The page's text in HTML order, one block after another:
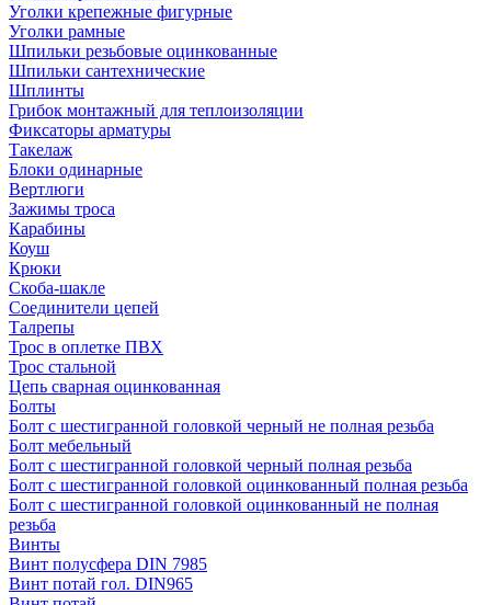
Уголки крепежные фигурные
Уголки рамные
Шпильки резьбовые оцинкованные
Шпильки сантехнические
Шплинты
Грибок монтажный для теплоизоляции
Фиксаторы арматуры
Такелаж
Блоки одинарные
Вертлюги
Зажимы троса
Карабины
Коуш
Крюки
Скоба-шакле
Соединители цепей
Талрепы
Трос в оплетке ПВХ
Трос стальной
Цепь сварная оцинкованная
Болты
Болт с шестигранной головкой черный не полная резьба
Болт мебельный
Болт с шестигранной головкой черный полная резьба
Болт с шестигранной головкой оцинкованный полная резьба
Болт с шестигранной головкой оцинкованный не полная
резьба
Винты
Винт полусфера DIN 7985
Винт потай гол. DIN965